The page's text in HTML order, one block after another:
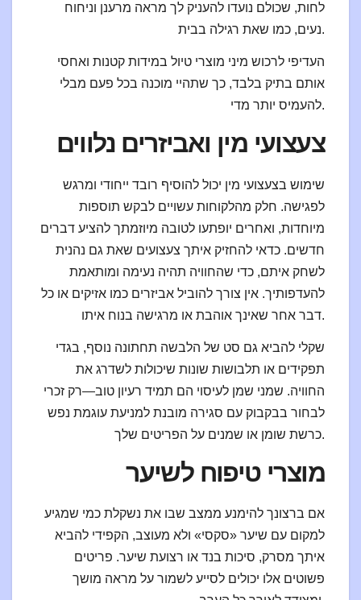
לחות, שכולם נועדו להעניק לך מראה מרענן וניחוח
נעים, כמו שאת רגילה בבית.
העדיפי לרכוש מיני מוצרי טיול במידות קטנות ואחסי
אותם בתיק בלבד, כך שתהיי מוכנה בכל פעם מבלי
להעמיס יותר מדי.
צעצועי מין ואביזרים נלווים
שימוש בצעצועי מין יכול להוסיף רובד ייחודי ומרגש
לפגישה. חלק מהלקוחות עשויים לבקש תוספות
מיוחדות, ואחרים יופתעו לטובה מיוזמתך להציע דברים
חדשים. כדאי להחזיק איתך צעצועים שאת גם נהנית
לשחק איתם, כדי שהחוויה תהיה נעימה ומותאמת
להעדפותיך. אין צורך להוביל אביזרים כמו אזיקים או כל
דבר אחר שאינך אוהבת או מרגישה בנוח איתו.
שקלי להביא גם סט של הלבשה תחתונה נוסף, בגדי
תפקידים או תלבושות שונות שיכולות לשדרג את
החוויה. שמני שמן לעיסוי הם תמיד רעיון טוב—רק זכרי
לבחור בבקבוק עם סגירה מובנת למניעת עוגמת נפש
כרשת שומן או שמנים על הפריטים שלך.
מוצרי טיפוח לשיער
אם ברצונך להימנע ממצב שבו את נשקלת כמי שמגיע
למקום עם שיער «סקסי» ולא מעוצב, הקפידי להביא
איתך מסרק, סיכות בנד או רצועת שיער. פריטים
פשוטים אלו יכולים לסייע לשמור על מראה מושך